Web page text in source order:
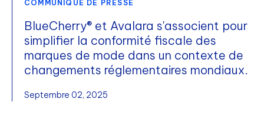
COMMUNIQUÉ DE PRESSE
BlueCherry® et Avalara s'associent pour
simplifier la conformité fiscale des
marques de mode dans un contexte de
changements réglementaires mondiaux.
Septembre 02, 2025